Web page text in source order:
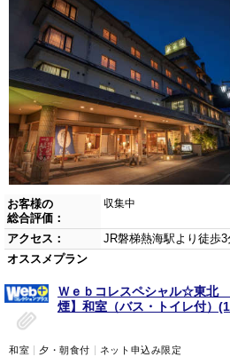
お客様の
総合評価：
収集中
アクセス：
JR磐梯熱海駅より徒歩3
オススメプラン
Ｗｅｂコレスペシャル☆東
煙】和室（バス・トイレ付）
和室 夕・朝食付 ネット申込み限定